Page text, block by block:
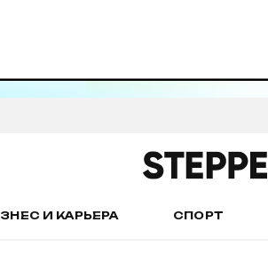
И КАРЬЕРА СПОРТ